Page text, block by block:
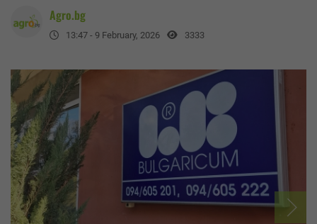
Agro.bg
13:47 - 9 February, 2026 3333